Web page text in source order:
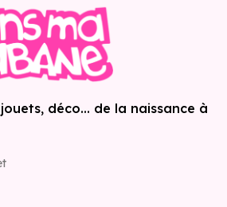
déco... de la naissance à